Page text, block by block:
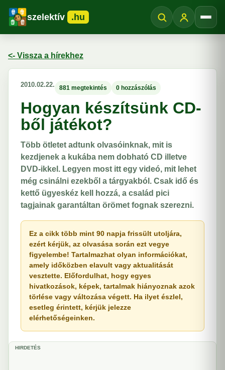
szelektív .hu
<- Vissza a hírekhez
2010.02.22. 881 megtekintés 0 hozzászólás
Hogyan készítsünk CD-
ből játékot?
Több ötletet adtunk olvasóinknak, mit is
kezdjenek a kukába nem dobható CD illetve
DVD-ikkel. Legyen most itt egy videó, mit lehet
még csinálni ezekből a tárgyakból. Csak idő és
kettő ügyeskéz kell hozzá, a család pici
tagjainak garantáltan örömet fognak szerezni.
Ez a cikk több mint 90 napja frissült utoljára,
ezért kérjük, az olvasása során ezt vegye
figyelembe! Tartalmazhat olyan információkat,
amely időközben elavult vagy aktualitását
vesztette. Előfordulhat, hogy egyes
hivatkozások, képek, tartalmak hiányoznak azok
törlése vagy változása végett. Ha ilyet észlel,
esetleg érintett, kérjük jelezze
elérhetőségeinken.
HIRDETÉS